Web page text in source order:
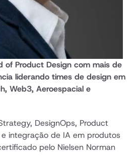
of Product Design com mais de
liderando times de design em
Web3, Aeroespacial e
DesignOps, Product
integração de IA em produtos
pelo Nielsen Norman